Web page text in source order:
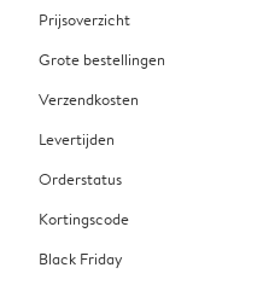
Prijsoverzicht
Grote bestellingen
Verzendkosten
Levertijden
Orderstatus
Kortingscode
Black Friday